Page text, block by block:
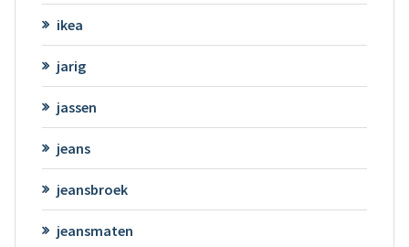
ikea
jarig
jassen
jeans
jeansbroek
jeansmaten